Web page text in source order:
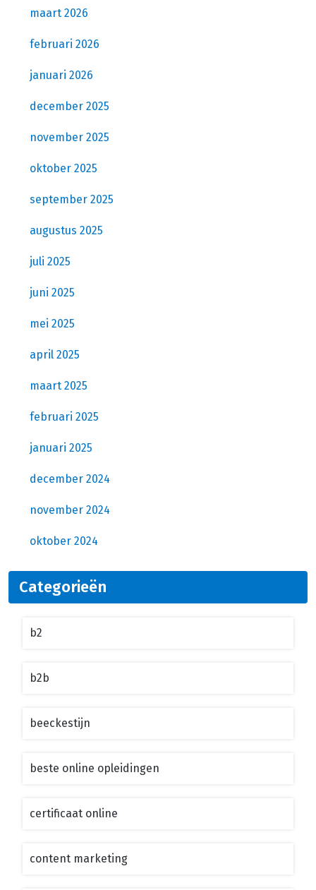
maart 2026
februari 2026
januari 2026
december 2025
november 2025
oktober 2025
september 2025
augustus 2025
juli 2025
juni 2025
mei 2025
april 2025
maart 2025
februari 2025
januari 2025
december 2024
november 2024
oktober 2024
Categorieën
b2
b2b
beeckestijn
beste online opleidingen
certificaat online
content marketing